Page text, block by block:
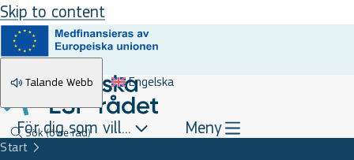
Skip to content
Talande Webb Engelska
Sök(övre rad)
För dig som vill... Meny
Start